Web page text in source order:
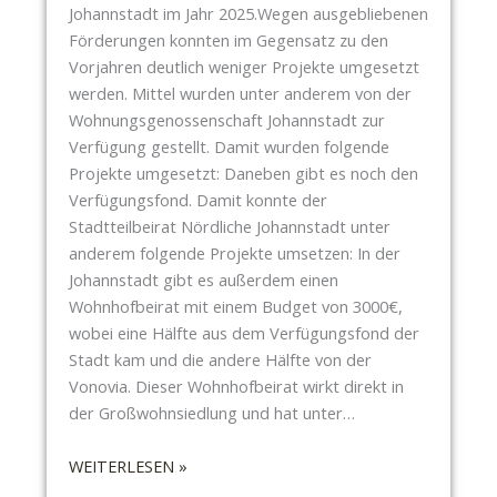
S
P
I
E
L
I
G
E
N
T
O
I
L
E
T
T
:
Johannstadt im Jahr 2025.Wegen ausgebliebenen
Förderungen konnten im Gegensatz zu den
Vorjahren deutlich weniger Projekte umgesetzt
werden. Mittel wurden unter anderem von der
Wohnungsgenossenschaft Johannstadt zur
Verfügung gestellt. Damit wurden folgende
Projekte umgesetzt: Daneben gibt es noch den
Verfügungsfond. Damit konnte der
Stadtteilbeirat Nördliche Johannstadt unter
anderem folgende Projekte umsetzen: In der
Johannstadt gibt es außerdem einen
Wohnhofbeirat mit einem Budget von 3000€,
wobei eine Hälfte aus dem Verfügungsfond der
Stadt kam und die andere Hälfte von der
Vonovia. Dieser Wohnhofbeirat wirkt direkt in
der Großwohnsiedlung und hat unter…
WEITERLESEN »: